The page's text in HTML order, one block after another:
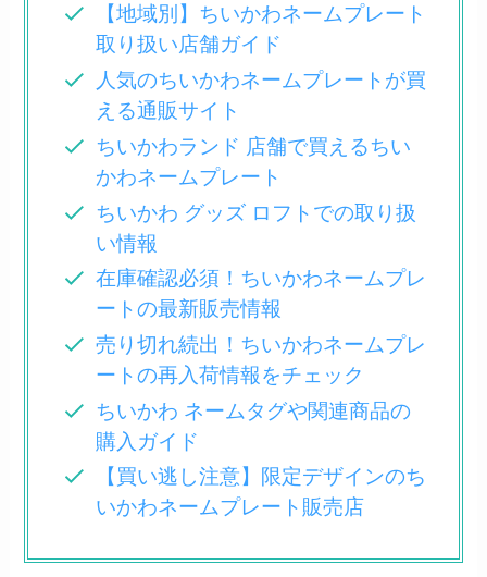
【地域別】ちいかわネームプレート
取り扱い店舗ガイド
人気のちいかわネームプレートが買
える通販サイト
ちいかわランド 店舗で買えるちい
かわネームプレート
ちいかわ グッズ ロフトでの取り扱
い情報
在庫確認必須！ちいかわネームプレ
ートの最新販売情報
売り切れ続出！ちいかわネームプレ
ートの再入荷情報をチェック
ちいかわ ネームタグや関連商品の
購入ガイド
【買い逃し注意】限定デザインのち
いかわネームプレート販売店